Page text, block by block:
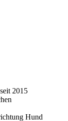
2015
Hund